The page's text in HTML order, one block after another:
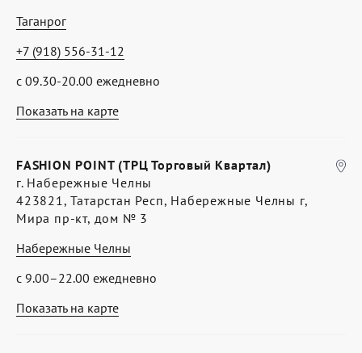
Показать на карте
Таганрог
с 09.30-20.00 ежедневно
+7 (918) 556-31-12
Показать на карте
FASHION POINT (ТРЦ Торговый Квартал)
г. Набережные Челны
423821, Татарстан Респ, Набережные Челны г,
Мира пр-кт, дом № 3
Набережные Челны
с 9.00–22.00 ежедневно